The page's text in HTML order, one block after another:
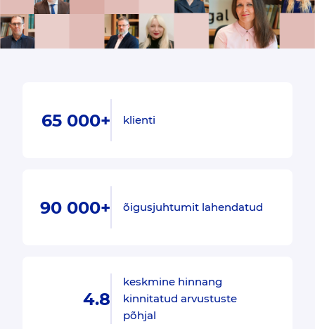
65 000+ klienti
90 000+ õigusjuhtumit lahendatud
4.8
keskmine hinnang
kinnitatud arvustuste
põhjal